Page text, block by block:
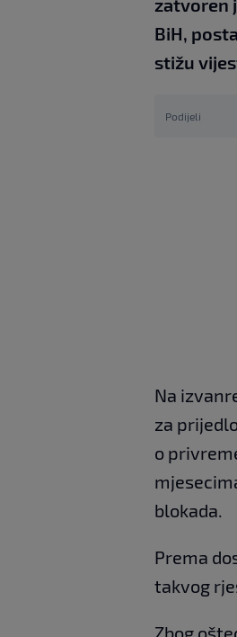
zatvoren
BiH,
stižu
Podijeli
Na
za
o
blokada.
Prema
takvog
Zbog